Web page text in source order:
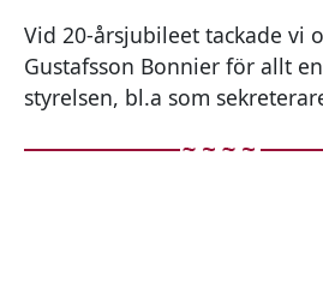
Vid 20-årsjubileet tackade vi
Gustafsson Bonnier för allt
styrelsen, bl.a som